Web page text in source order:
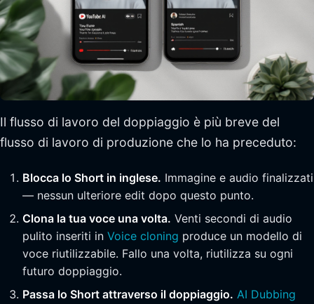
Il flusso di lavoro del doppiaggio è più breve del
flusso di lavoro di produzione che lo ha preceduto:
Blocca lo Short in inglese. Immagine e audio finalizzati
— nessun ulteriore edit dopo questo punto.
Clona la tua voce una volta. Venti secondi di audio
pulito inseriti in Voice cloning produce un modello di
voce riutilizzabile. Fallo una volta, riutilizza su ogni
futuro doppiaggio.
Passa lo Short attraverso il doppiaggio. AI Dubbing